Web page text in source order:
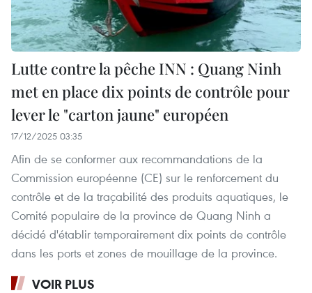
Lutte contre la pêche INN : Quang Ninh
met en place dix points de contrôle pour
lever le "carton jaune" européen
17/12/2025 03:35
Afin de se conformer aux recommandations de la
Commission européenne (CE) sur le renforcement du
contrôle et de la traçabilité des produits aquatiques, le
Comité populaire de la province de Quang Ninh a
décidé d'établir temporairement dix points de contrôle
dans les ports et zones de mouillage de la province.
VOIR PLUS